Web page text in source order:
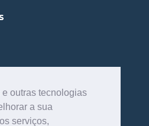
outras tecnologias
a sua
serviços,